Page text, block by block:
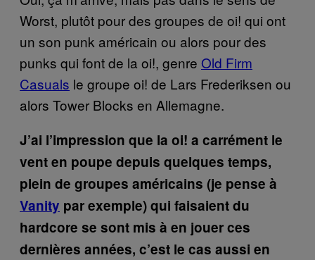
Worst, plutôt pour des groupes de oi! qui ont
un son punk américain ou alors pour des
punks qui font de la oi!, genre Old Firm
Casuals le groupe oi! de Lars Frederiksen ou
alors Tower Blocks en Allemagne.
J’ai l’impression que la oi! a carrément le
vent en poupe depuis quelques temps,
plein de groupes américains (je pense à
Vanity par exemple) qui faisaient du
hardcore se sont mis à en jouer ces
dernières années, c’est le cas aussi en